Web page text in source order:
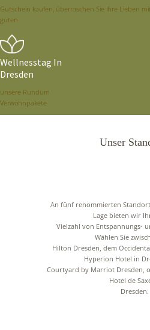
Gutschein kaufen, überraschen Sie ihre Lieben
guten
Wellnesstag In
Dresden
unsere Rundum
Verwöhnpakete
Unser
An fünf renommierten
Lage bieten wir
Vielzahl von Entspannungs-
Wählen Sie
Hilton Dresden, dem
Hyperion Hotel in
Courtyard by Marriot Dresden,
Hotel de
Dresden.